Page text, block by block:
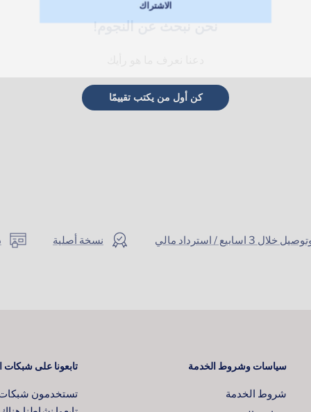
الاشتراك
نحن نبحث عن النجوم!
كن أول من يكتب تقييمًا
3 اسابيع / استرداد مالي نسخة أصلية
سياسات وشروط الخدمة
شروط الخدمة
تابعونا على شبكات
تستخدمون شبكات